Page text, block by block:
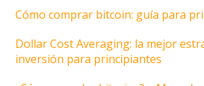
Cómo comprar bitcoin: guía para
Dollar Cost Averaging: la mejor
inversión para principiantes